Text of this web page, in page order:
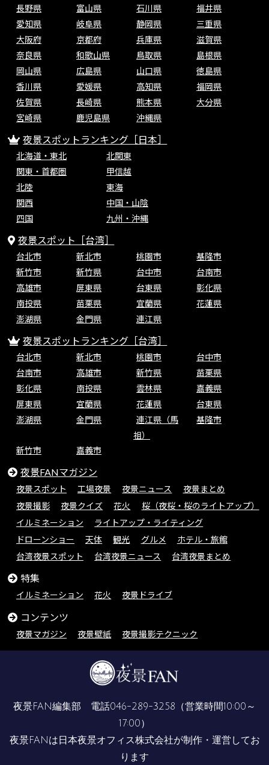
長野県
富山県 石川県
福井県
愛知県
岐阜県 静岡県
三重県
大阪府
京都府 兵庫県
滋賀県
奈良県
和歌山県 鳥取県
島根県
岡山県
広島県 山口県
徳島県
香川県
愛媛県 高知県
福岡県
佐賀県
長崎県 熊本県
大分県
宮崎県
鹿児島県 沖縄県
夜景スポットランキング［日本］
北海道・東北
北関東
関東・首都圏
甲信越
北陸
東海
関西
中国・山陰
四国
九州・沖縄
夜景スポット［台湾］
台北市 新北市 桃園市
基隆市
新竹市
新竹県 台中市
台南市
高雄市
屏東県 台東県
彰化県
南投県
苗栗県 宜蘭県
花蓮県
澎湖県
金門県 連江県
夜景スポットランキング［台湾］
台北市 新北市 桃園市
台中市
台南市
高雄市 新竹県
苗栗県
彰化県
南投県 雲林県
嘉義県
屏東県
宜蘭県 花蓮県
台東県
澎湖県
金門県
連江県（馬
祖）
基隆市
新竹市 嘉義市
夜景FANマガジン
夜景スポット 工場夜景 夜景ニュース
夜景まとめ
夜景撮影
夜景クイズ 花火
桜（夜桜・桜のライトアップ）
イルミネーション
ライトアップ・ライティング
ドローンショー
天体 観光 グルメ
ホテル・旅館
台湾夜景スポット
台湾夜景ニュース 台湾夜景まとめ
特集
イルミネーション 花火 夜景ドライブ
コンテンツ
夜景マガジン 夜景壁紙 夜景撮影テクニック
夜景FAN編集部 電話046-289-3258 （営業時間10:00～
17:00）
夜景FANは 日本夜景オフィス株式会社が制作・運営してお
ります